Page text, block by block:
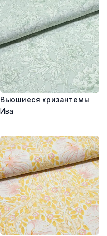
Вьющиеся хризантемы
Ива